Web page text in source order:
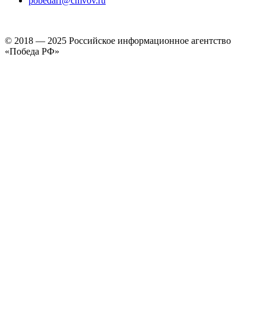
© 2018 — 2025 Российское информационное агентство
«Победа РФ»